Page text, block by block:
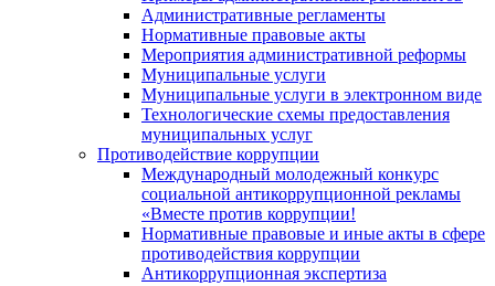
Административные регламенты
Нормативные правовые акты
Мероприятия административной реформы
Муниципальные услуги
Муниципальные услуги в электронном виде
Технологические схемы предоставления
муниципальных услуг
Противодействие коррупции
Международный молодежный конкурс
социальной антикоррупционной рекламы
«Вместе против коррупции!
Нормативные правовые и иные акты в сфере
противодействия коррупции
Антикоррупционная экспертиза